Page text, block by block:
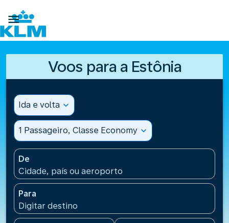

Voos para a Estônia
Ida e volta expand_more
1 Passageiro, Classe Economy expand_more
De
Cidade, país ou aeroporto
Para
Digitar destino